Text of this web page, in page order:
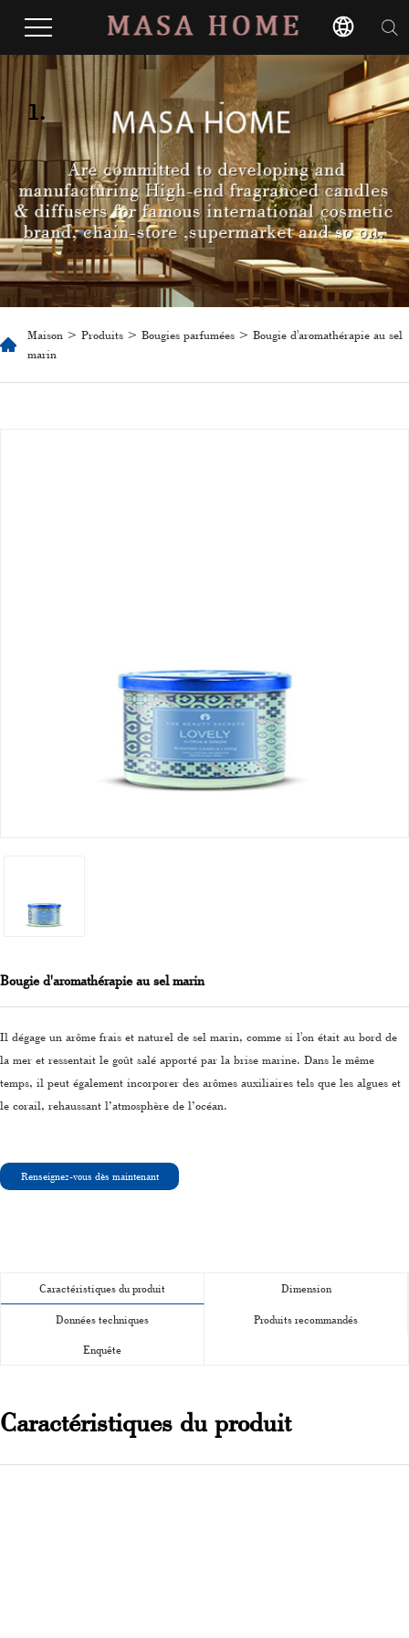
1.
Maison > Produits > Bougies parfumées > Bougie d'aromathérapie au sel
marin
Bougie d'aromathérapie au sel marin
Il dégage un arôme frais et naturel de sel marin, comme si l'on était au bord de
la mer et ressentait le goût salé apporté par la brise marine. Dans le même
temps, il peut également incorporer des arômes auxiliaires tels que les algues et
le corail, rehaussant l’atmosphère de l’océan.
Renseignez-vous dès maintenant
Caractéristiques du produit Dimension
Données techniques Produits recommandés
Enquête
Caractéristiques du produit